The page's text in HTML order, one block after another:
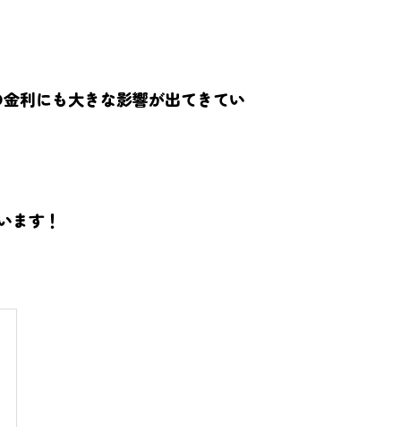
利にも大きな影響が出てきてい
ます！